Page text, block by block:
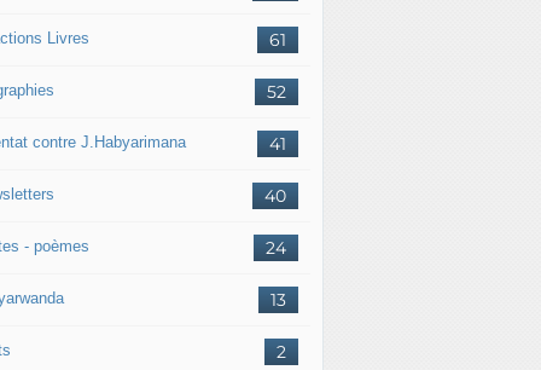
61
Livres
52
41
contre J.Habyarimana
40
24
- poèmes
13
2